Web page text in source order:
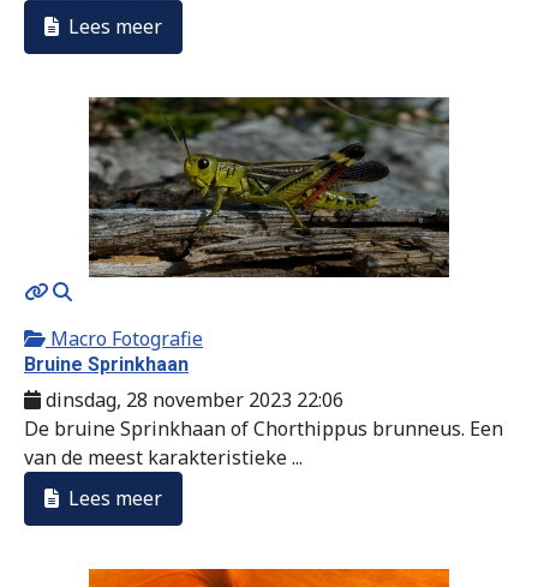
Lees meer
MOD_JTCS_VIEW_ARTICLE_LINK
Macro Fotografie
Bruine Sprinkhaan
dinsdag, 28 november 2023 22:06
De bruine Sprinkhaan of Chorthippus brunneus. Een
van de meest karakteristieke ...
Lees meer